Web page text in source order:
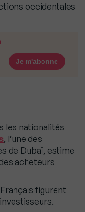
occidentales
les nationalités
, l’une des
de Dubaï, estime
acheteurs
figurent